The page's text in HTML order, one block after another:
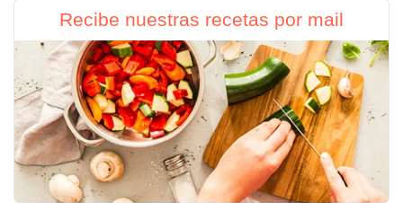
Recibe nuestras recetas por mail